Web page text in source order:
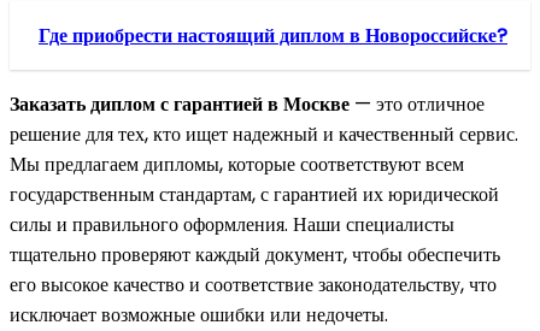
Где приобрести настоящий диплом в Новороссийске?
Заказать диплом с гарантией в Москве — это отличное
решение для тех, кто ищет надежный и качественный сервис.
Мы предлагаем дипломы, которые соответствуют всем
государственным стандартам, с гарантией их юридической
силы и правильного оформления. Наши специалисты
тщательно проверяют каждый документ, чтобы обеспечить
его высокое качество и соответствие законодательству, что
исключает возможные ошибки или недочеты.